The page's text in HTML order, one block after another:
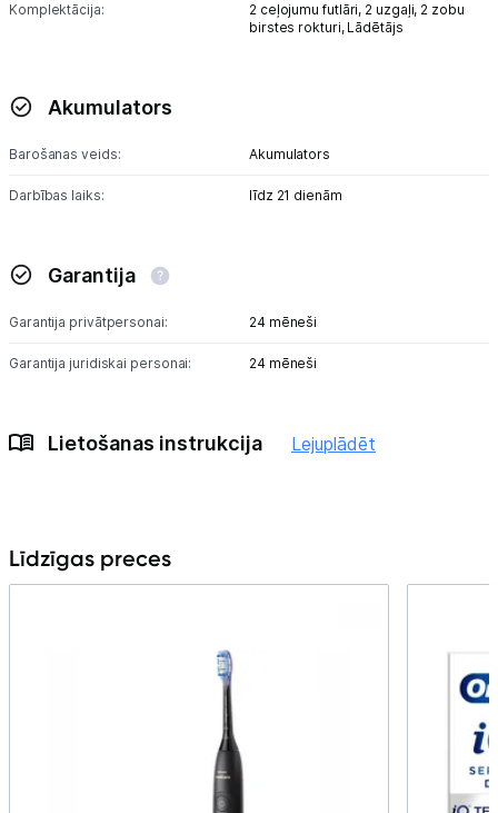
Komplektācija: 2 ceļojumu futlāri, 2 uzgaļi, 2 zobu
birstes rokturi, Lādētājs
Akumulators
Barošanas veids: Akumulators
Darbības laiks: līdz 21 dienām
Garantija
Garantija privātpersonai: 24 mēneši
Garantija juridiskai personai: 24 mēneši
Lietošanas instrukcija Lejuplādēt
Līdzīgas preces